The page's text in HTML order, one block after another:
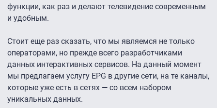
функции, как раз и делают телевидение современным
и удобным.
Стоит еще раз сказать, что мы являемся не только
операторами, но прежде всего разработчиками
данных интерактивных сервисов. На данный момент
мы предлагаем услугу EPG в другие сети, на те каналы,
которые уже есть в сетях — со всем набором
уникальных данных.